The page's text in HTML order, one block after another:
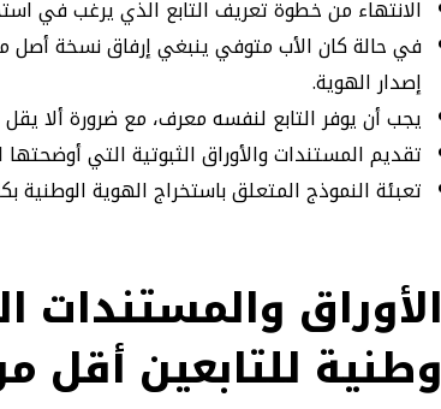
الانتهاء من خطوة تعريف التابع الذي يرغب في
في حالة كان الأب متوفي ينبغي إرفاق نسخة أصل
إصدار الهوية.
يجب أن يوفر التابع لنفسه معرف، مع ضرورة ألا يقل
تقديم المستندات والأوراق الثبوتية التي
تعبئة النموذج المتعلق باستخراج الهوية الوطنية
الأوراق والمستندات
وطنية للتابعين أقل من 15